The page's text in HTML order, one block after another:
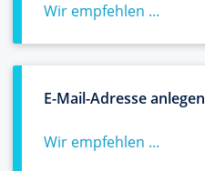
Wir empfehlen ...
E-Mail-Adresse anlegen
Wir empfehlen ...